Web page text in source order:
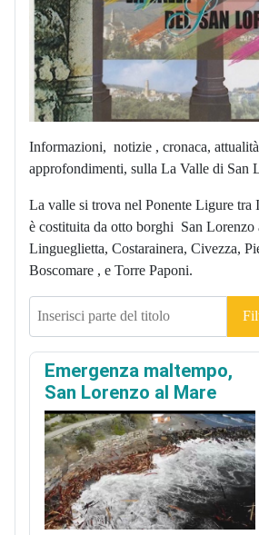
Informazioni, notizie , cronaca,
approfondimenti, sulla La Valle di San
La valle si trova nel Ponente Ligure tra
è costituita da otto borghi San Lorenzo
Lingueglietta, Costarainera, Civezza,
Boscomare , e Torre Paponi.
Emergenza maltempo,
San Lorenzo al Mare